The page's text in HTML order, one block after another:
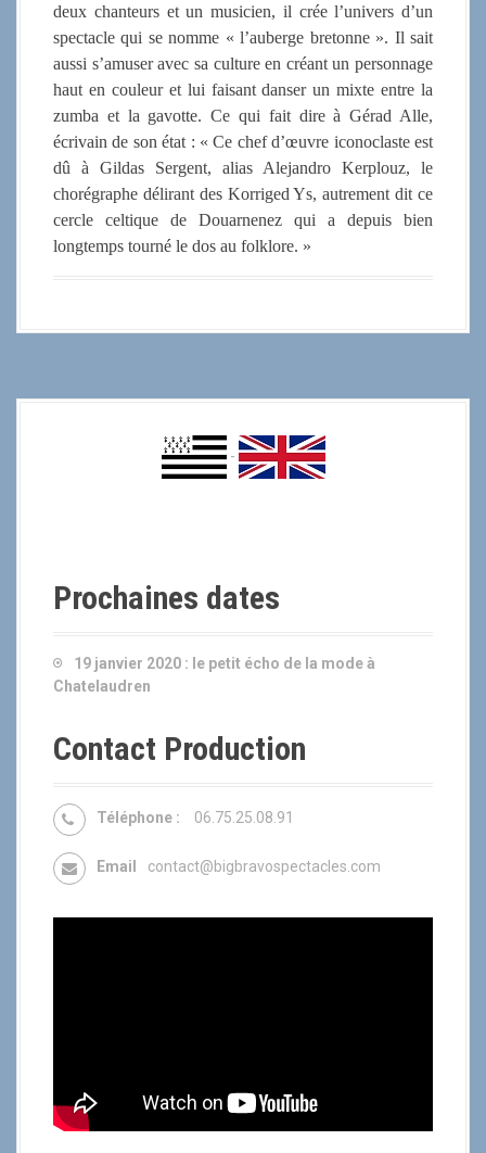
deux chanteurs et un musicien, il crée l’univers d’un
spectacle qui se nomme « l’auberge bretonne ». Il sait
aussi s’amuser avec sa culture en créant un personnage
haut en couleur et lui faisant danser un mixte entre la
zumba et la gavotte. Ce qui fait dire à Gérad Alle,
écrivain de son état : « Ce chef d’œuvre iconoclaste est
dû à Gildas Sergent, alias Alejandro Kerplouz, le
chorégraphe délirant des Korriged Ys, autrement dit ce
cercle celtique de Douarnenez qui a depuis bien
longtemps tourné le dos au folklore. »
-
Prochaines dates
19 janvier 2020 : le petit écho de la mode à
Chatelaudren
Contact Production
Téléphone : 06.75.25.08.91
Email contact@bigbravospectacles.com